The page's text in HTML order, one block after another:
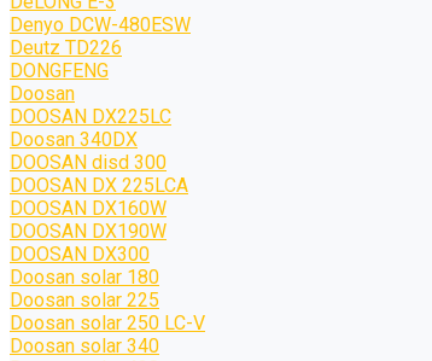
Denyo DCW-480ESW
Deutz TD226
DONGFENG
Doosan
DOOSAN DX225LC
Doosan 340DX
DOOSAN disd 300
DOOSAN DX 225LCA
DOOSAN DX160W
DOOSAN DX190W
DOOSAN DX300
Doosan solar 180
Doosan solar 225
Doosan solar 250 LC-V
Doosan solar 340